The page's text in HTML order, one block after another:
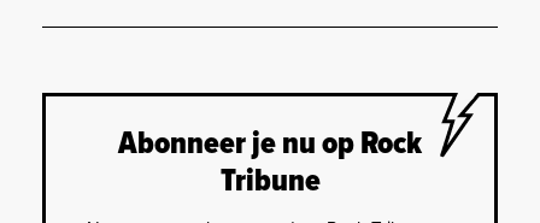
Abonneer je nu op Rock
Tribune